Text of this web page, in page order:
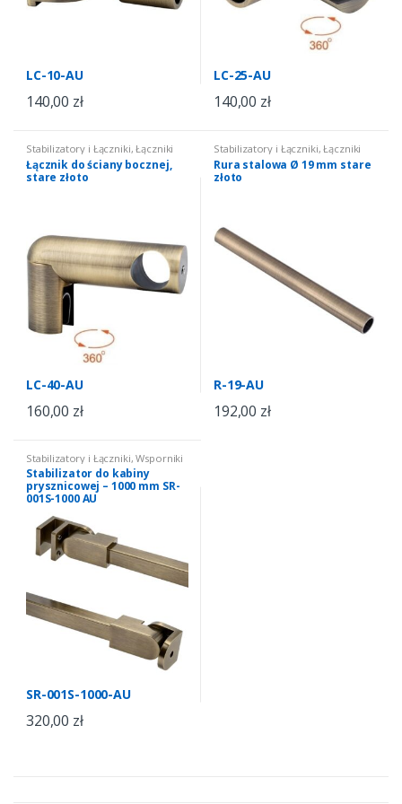
LC-10-AU
140,00 zł
LC-25-AU
140,00 zł
Stabilizatory i Łączniki,Łączniki
do kabin i zabudów łączniki
okrągłe
Łącznik do ściany bocznej,
stare złoto
LC-40-AU
160,00 zł
Stabilizatory i Łączniki,Łączniki
do kabin i zabudów ,łączniki
okrągłe
Rura stalowa Ø 19 mm stare
złoto
R-19-AU
192,00 zł
Stabilizatory i Łączniki,Wsporniki
do kabin prysznicowych
stabilizatory
Stabilizator do kabiny
prysznicowej – 1000 mm SR-
001S-1000 AU
SR-001S-1000-AU
320,00 zł